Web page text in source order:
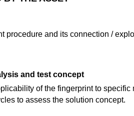
procedure and its connection /
and test concept
of the fingerprint to
to assess the solution concept.